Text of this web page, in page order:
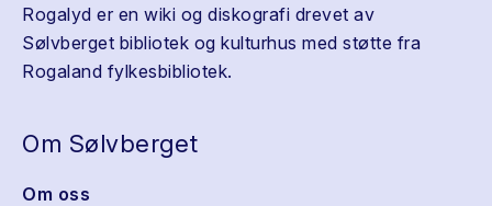
Rogalyd er en wiki og diskografi drevet av
Sølvberget bibliotek og kulturhus med støtte fra
Rogaland fylkesbibliotek.
Om Sølvberget
Om oss